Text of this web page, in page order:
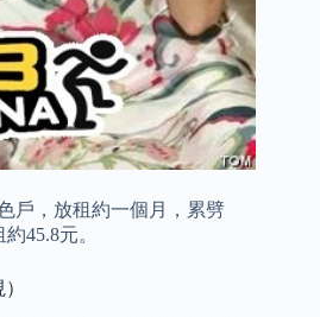
戶，放租約一個月，累劈
45.8元。